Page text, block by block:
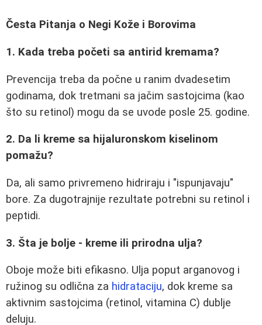
Česta Pitanja o Negi Kože i Borovima
1. Kada treba početi sa antirid kremama?
Prevencija treba da počne u ranim dvadesetim
godinama, dok tretmani sa jačim sastojcima (kao
što su retinol) mogu da se uvode posle 25. godine.
2. Da li kreme sa hijaluronskom kiselinom
pomažu?
Da, ali samo privremeno hidriraju i "ispunjavaju"
bore. Za dugotrajnije rezultate potrebni su retinol i
peptidi.
3. Šta je bolje - kreme ili prirodna ulja?
Oboje može biti efikasno. Ulja poput arganovog i
ružinog su odlična za hidrataciju, dok kreme sa
aktivnim sastojcima (retinol, vitamina C) dublje
deluju.